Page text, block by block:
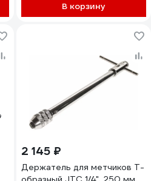
В корзину
2 145 ₽
Держатель для метчиков Т-